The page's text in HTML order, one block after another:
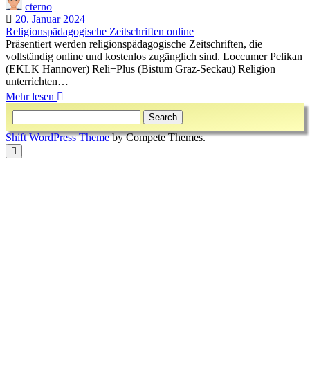
cterno
20. Januar 2024
Religionspädagogische Zeitschriften online
Präsentiert werden religionspädagogische Zeitschriften, die
vollständig online und kostenlos zugänglich sind. Loccumer Pelikan
(EKLK Hannover) Reli+Plus (Bistum Graz-Seckau) Religion
unterrichten…
Mehr lesen Religionspädagogische
Zeitschriften
Sidebar
Shift WordPress Themeby Compete Themes.
Scroll
to